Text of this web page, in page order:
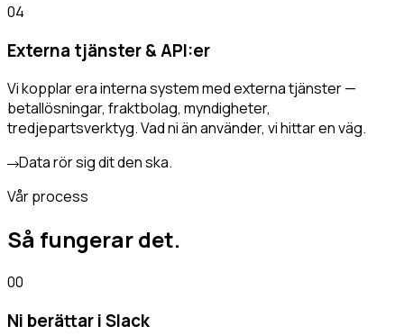
04
Externa tjänster & API:er
Vi kopplar era interna system med externa tjänster —
betallösningar, fraktbolag, myndigheter,
tredjepartsverktyg. Vad ni än använder, vi hittar en väg.
Data rör sig dit den ska.
Vår process
Så fungerardet.
00
Ni berättar i Slack